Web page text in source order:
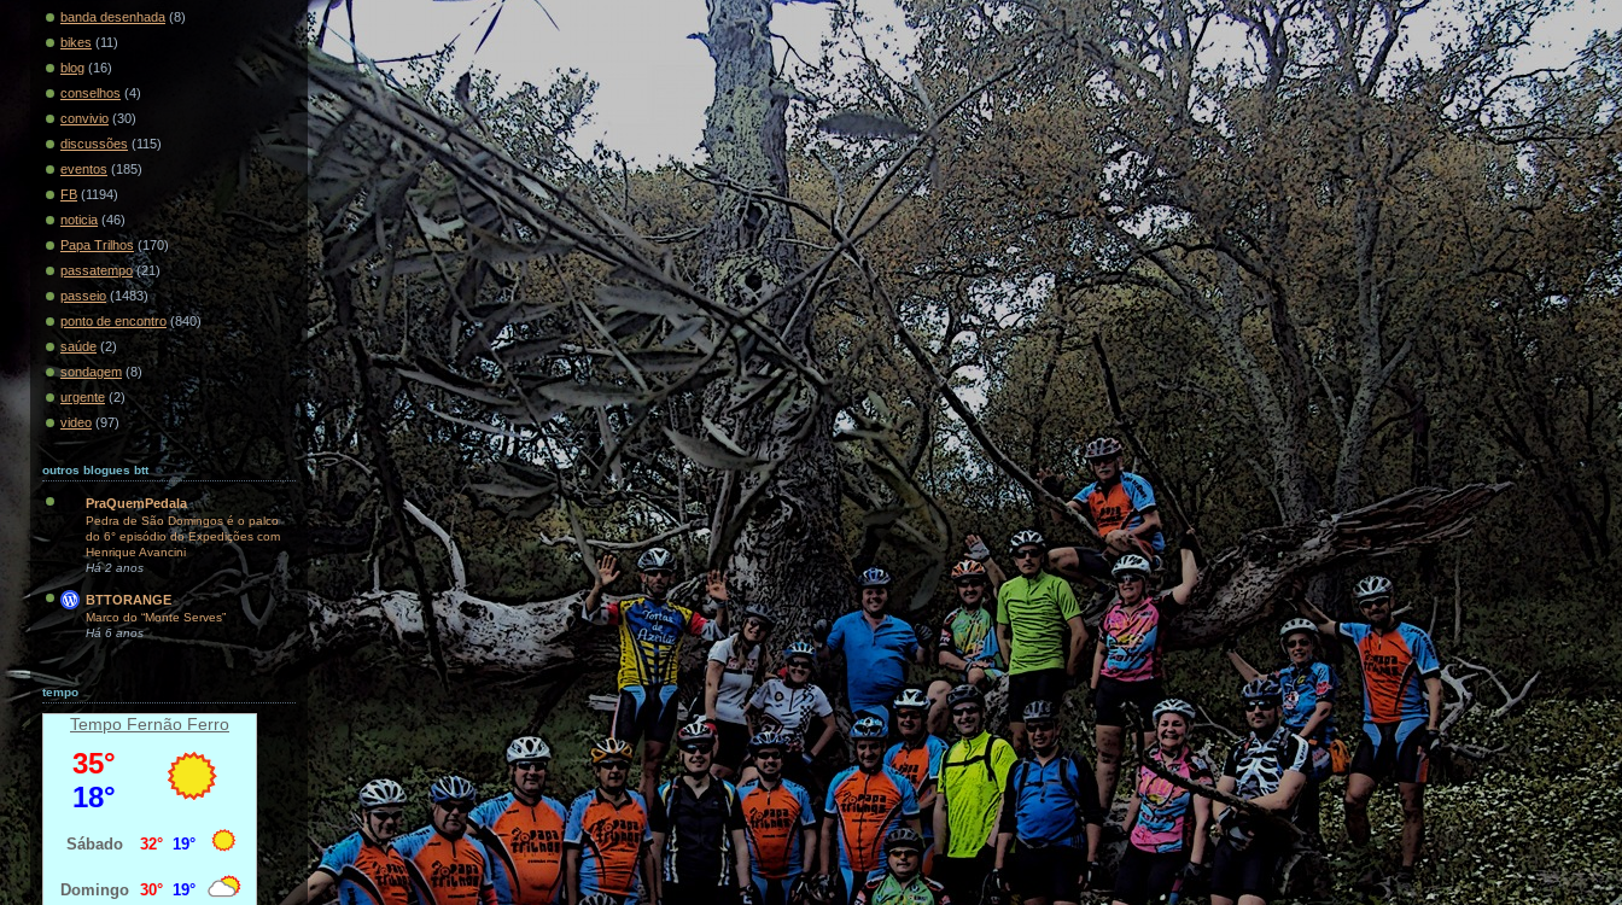
banda desenhada (8)
bikes (11)
blog (16)
conselhos (4)
convivio (30)
discussões (115)
eventos (185)
FB (1194)
noticia (46)
Papa Trilhos (170)
passatempo (21)
passeio (1483)
ponto de encontro (840)
saúde (2)
sondagem (8)
urgente (2)
video (97)
outros blogues btt
PraQuemPedala
Pedra de São Domingos é o palco
do 6° episódio do Expedições com
Henrique Avancini
Há 2 anos
BTTORANGE
Marco do “Monte Serves”
Há 6 anos
tempo
Tempo Fernão Ferro